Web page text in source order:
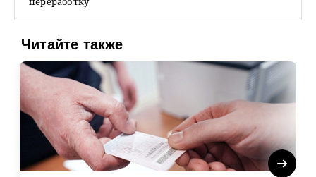
Читайте также
Next